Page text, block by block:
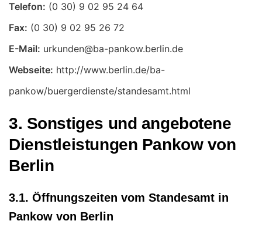
Telefon:
Fax:
E-Mail:
Webseite: http://www.berlin.de/ba-
pankow/buergerdienste/standesamt.html
3. Sonstiges und angebotene
Dienstleistungen Pankow von
Berlin
3.1. Öffnungszeiten vom Standesamt in
Pankow von Berlin